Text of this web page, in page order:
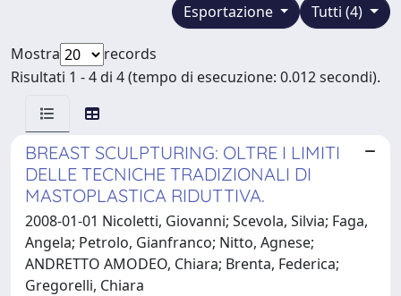
Tutti (4)
Esportazione
Mostra
records
Risultati 1 - 4 di 4 (tempo di esecuzione: 0.012 secondi).
BREAST SCULPTURING: OLTRE I LIMITI
DELLE TECNICHE TRADIZIONALI DI
MASTOPLASTICA RIDUTTIVA.
2008-01-01 Nicoletti, Giovanni; Scevola, Silvia; Faga,
Angela; Petrolo, Gianfranco; Nitto, Agnese;
ANDRETTO AMODEO, Chiara; Brenta, Federica;
Gregorelli, Chiara